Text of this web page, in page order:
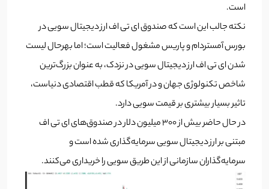
است.
نکته جالب این است که صندوق ای تی اف ارز دیجیتال سویی در
بورس آمستردام و پاریس مشغول فعالیت است؛ اما بهرحال لیست
شدن ای تی اف ارز دیجیتال سویی در نزدک، به عنوان بزرگ‌ترین
شاخص تکنولوژی جهان و در آمریکا که قطب اقتصادی دنیاست،
تاثیر بسیار بیشتری بر قیمت سویی دارد.
در حال حاضر بیش از 300 میلیون دلار در صندوق‌های ای تی اف
مبتنی بر ارز دیجیتال سویی سرمایه‌گذاری شده است و
سرمایه‌گذاران سازمانی از این طریق سویی را خریداری می‌کنند.